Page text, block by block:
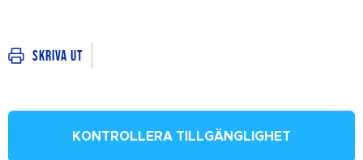
Skriva ut
KONTROLLERA TILLGÄNGLIGHET